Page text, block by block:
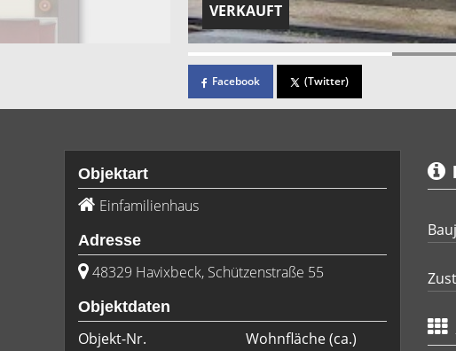
VERKAUFT
Facebook (Twitter)
Objektart
Einfamilienhaus
Adresse
48329 Havixbeck, Schützenstraße 55
Objektdaten
Objekt-Nr.
Wohnfläche(ca.)